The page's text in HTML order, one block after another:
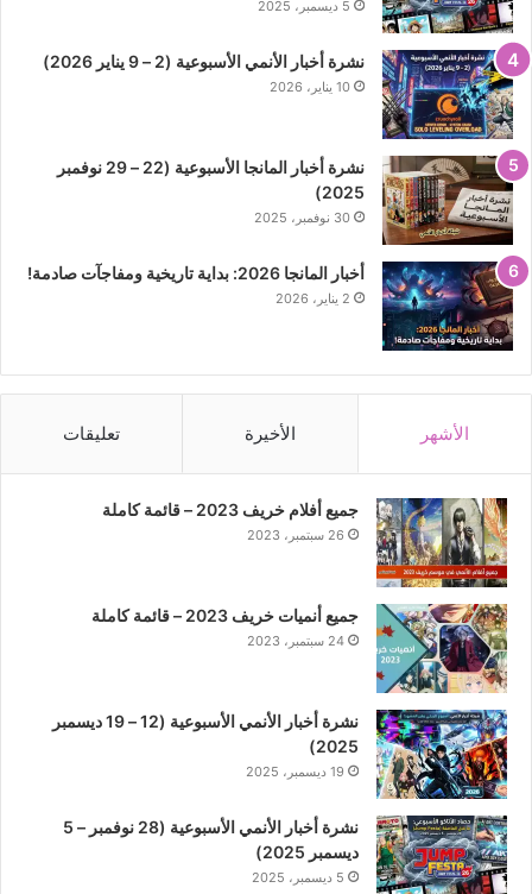
5 ديسمبر، 2025
نشرة أخبار الأنمي الأسبوعية (2 – 9 يناير 2026)
10 يناير، 2026
نشرة أخبار المانجا الأسبوعية (22 – 29 نوفمبر
2025)
30 نوفمبر، 2025
أخبار المانجا 2026: بداية تاريخية ومفاجآت صادمة!
2 يناير، 2026
الأشهر الأخيرة تعليقات
جميع أفلام خريف 2023 – قائمة كاملة
26 سبتمبر، 2023
جميع أنميات خريف 2023 – قائمة كاملة
24 سبتمبر، 2023
نشرة أخبار الأنمي الأسبوعية (12 – 19 ديسمبر
2025)
19 ديسمبر، 2025
نشرة أخبار الأنمي الأسبوعية (28 نوفمبر – 5
ديسمبر 2025)
5 ديسمبر، 2025